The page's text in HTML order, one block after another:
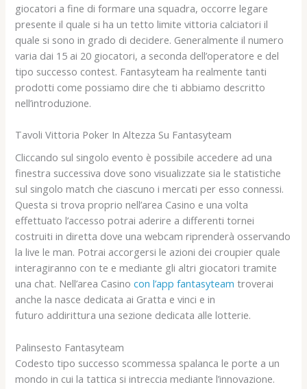
giocatori a fine di formare una squadra, occorre legare
presente il quale si ha un tetto limite vittoria calciatori il
quale si sono in grado di decidere. Generalmente il numero
varia dai 15 ai 20 giocatori, a seconda dell’operatore e del
tipo successo contest. Fantasyteam ha realmente tanti
prodotti come possiamo dire che ti abbiamo descritto
nell’introduzione.
Tavoli Vittoria Poker In Altezza Su Fantasyteam
Cliccando sul singolo evento è possibile accedere ad una
finestra successiva dove sono visualizzate sia le statistiche
sul singolo match che ciascuno i mercati per esso connessi.
Questa si trova proprio nell’area Casino e una volta
effettuato l’accesso potrai aderire a differenti tornei
costruiti in diretta dove una webcam riprenderà osservando
la live le man. Potrai accorgersi le azioni dei croupier quale
interagiranno con te e mediante gli altri giocatori tramite
una chat. Nell’area Casinocon l’app fantasyteam troverai
anche la nasce dedicata ai Gratta e vinci e in
futuro addirittura una sezione dedicata alle lotterie.
Palinsesto Fantasyteam
Codesto tipo successo scommessa spalanca le porte a un
mondo in cui la tattica si intreccia mediante l’innovazione.